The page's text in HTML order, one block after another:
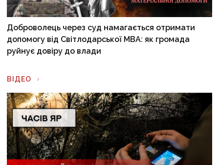
Доброволець через суд намагається отримати
допомогу від Світлодарської МВА: як громада
руйнує довіру до влади
ВІДЕО